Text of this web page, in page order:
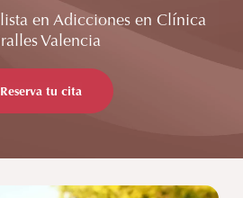
en Adicciones en Clínica
Valencia
Reserva tu cita